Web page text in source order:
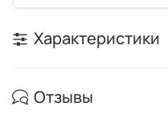
Характеристики
Отзывы